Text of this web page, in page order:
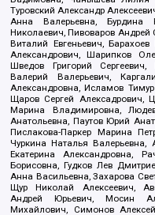
Туровский Александр
Анна Валерьевна,
Николаевич, Пивоваров Андрей
Виталий Евгеньевич,
Александрович, Шарипков
Шведов Григорий
Валерий Валерьевич,
Александровна, Исламов
Щаров Сергей Алексадрович,
Марина Владимировна,
Анатольевна, Паутов Юрий
Пислакова-Паркер Марина
Чуркина Наталья Валерьевна,
Екатерина Александровна,
Борисовна, Гудков Лев
Анна Васильевна, Захарова
Щур Николай Алексеевич,
Андрей Юрьевич, Мосин
Михайлович, Симонов